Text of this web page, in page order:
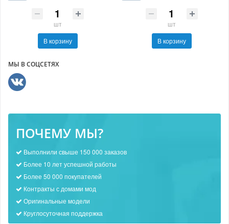
шт
В корзину
шт
В корзину
МЫ В СОЦСЕТЯХ
ПОЧЕМУ МЫ?
Выполнили свыше 150 000 заказов
Более 10 лет успешной работы
Более 50 000 покупателей
Контракты с домами мод
Оригинальные модели
Круглосуточная поддержка